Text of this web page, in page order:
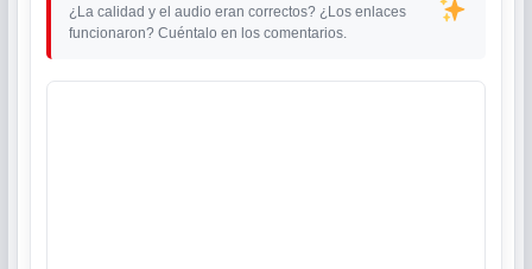
¿La calidad y el audio eran correctos? ¿Los enlaces
funcionaron? Cuéntalo en los comentarios.